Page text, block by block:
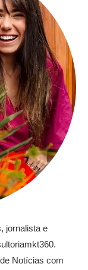
jornalista e
Notícias com